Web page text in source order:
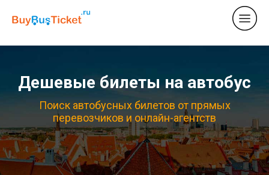
Дешевые билеты на автобус
Поиск автобусных билетов от прямых
перевозчиков и онлайн-агентств